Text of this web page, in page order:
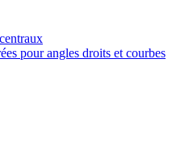
pour angles droits et courbes